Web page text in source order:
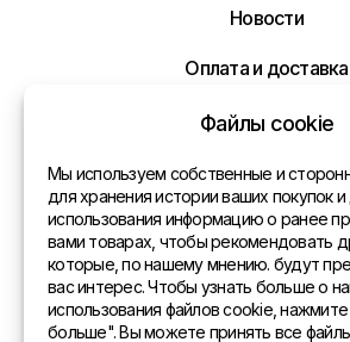
Вам в самое ближайшее время!
Новости
Оплата и доставка
Политика
Контакты
Общая
Представительства в
Адрес
Файлы cookie
Мы используем собственные и
для хранения истории ваших покупок и
использования информацию о ранее
вами товарах, чтобы рекомендовать
которые, по нашему мнению. будут
вас интерес. Чтобы узнать больше о
использования файлов cookie, нажмите
больше". Вы можете принять все